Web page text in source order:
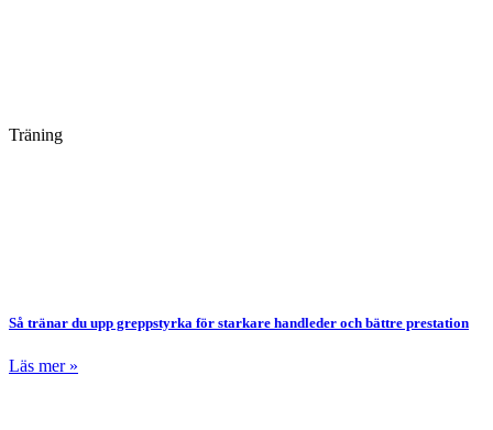
Träning
Så tränar du upp greppstyrka för starkare handleder och bättre prestation
Läs mer »